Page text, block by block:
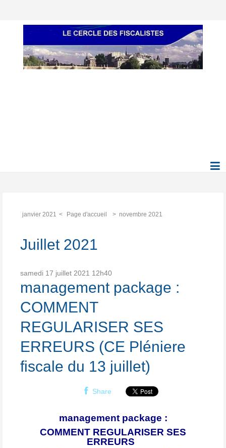
janvier 2021 Page d'accueil novembre 2021
Juillet 2021
samedi 17 juillet 2021 12h40
management package :
COMMENT
REGULARISER SES
ERREURS (CE Pléniere
fiscale du 13 juillet)
Share
management package :
COMMENT REGULARISER SES
ERREURS